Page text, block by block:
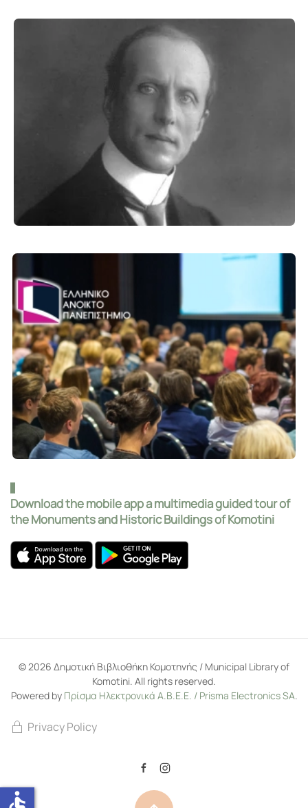
Download the mobile app a multimedia guided tour of
the Monuments and Historic Buildings of Komotini
©2026 Δημοτική Βιβλιοθήκη Κομοτηνής / Municipal Library of
Komotini. All rights reserved.
Powered by Πρίσμα Ηλεκτρονικά Α.Β.Ε.Ε. / Prisma Electronics SA.
Privacy Policy
accessible